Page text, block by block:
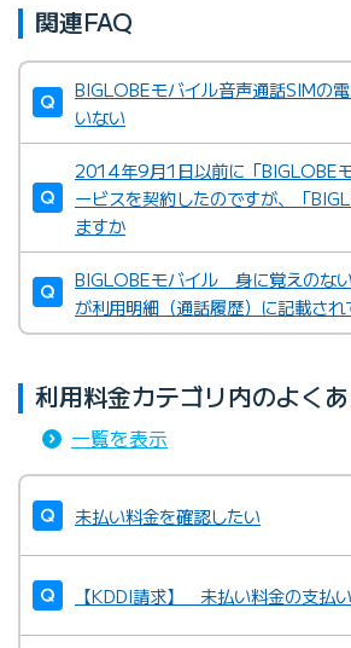
関連FAQ
BIGLOBEモバイル音声通話SIMの
いない
2014年9月1日以前に「BIGLOBE
ービスを契約したのですが、「
ますか
BIGLOBEモバイル 身に覚えのない
が利用明細（通話履歴）に記載さ
利用料金カテゴリ内のよく
一覧を表示
未払い料金を確認したい
【KDDI請求】 未払い料金の支払